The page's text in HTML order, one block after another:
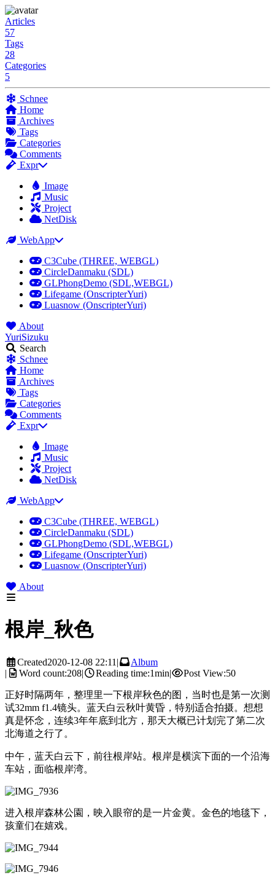
Articles
57
Tags
28
Categories
5
Schnee
Home
Archives
Tags
Categories
Comments
Expr
Image
Music
Project
NetDisk
WebApp
C3Cube (THREE, WEBGL)
CircleDanmaku (SDL)
GLPhongDemo (SDL,WEBGL)
Lifegame (OnscripterYuri)
Luasnow (OnscripterYuri)
About
YuriSizuku
Search
Schnee
Home
Archives
Tags
Categories
Comments
Expr
Image
Music
Project
NetDisk
WebApp
C3Cube (THREE, WEBGL)
CircleDanmaku (SDL)
GLPhongDemo (SDL,WEBGL)
Lifegame (OnscripterYuri)
Luasnow (OnscripterYuri)
About
根岸_秋色
Created2020-12-08 22:11 |
Album
|
Word count:208| Reading time:1min| Post View:50
正好时隔两年，整理里一下根岸秋色的图，当时也是第一次测
试32mm f1.4镜头。蓝天白云秋叶黄昏，特别适合拍摄。想想
真是怀念，连续3年年底到北方，那天大概已计划完了第二次
北海道之行了。
中午，蓝天白云下，前往根岸站。根岸是横滨下面的一个沿海
车站，面临根岸湾。
进入根岸森林公園，映入眼帘的是一片金黄。金色的地毯下，
孩童们在嬉戏。